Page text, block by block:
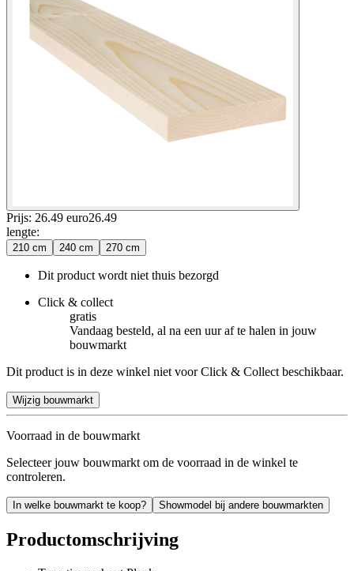
Prijs: 26.49 euro26.49
lengte:
210 cm 240 cm 270 cm
Dit product wordt niet thuis bezorgd
Click & collect
gratis
Vandaag besteld, al na een uur af te halen in jouw
bouwmarkt
Dit product is in deze winkel niet voor Click & Collect beschikbaar.
Wijzig bouwmarkt
Voorraad in de bouwmarkt
Selecteer jouw bouwmarkt om de voorraad in de winkel te
controleren.
In welke bouwmarkt te koop? Showmodel bij andere bouwmarkten
Productomschrijving